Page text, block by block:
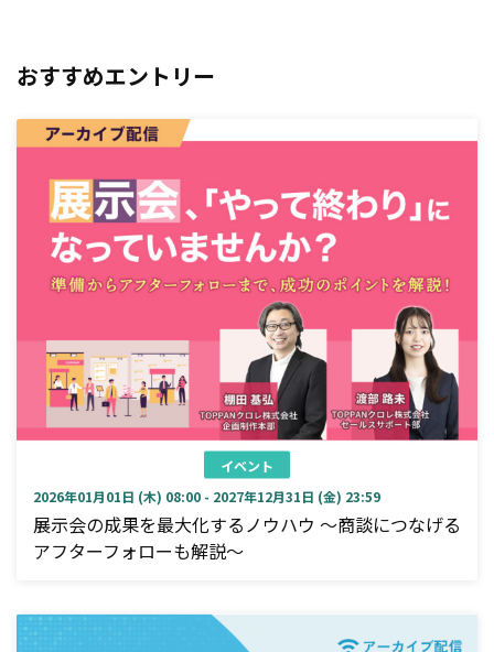
おすすめエントリー
イベント
2026年01月01日 (木) 08:00 - 2027年12月31日 (金) 23:59
展示会の成果を最大化するノウハウ ～商談につなげる
アフターフォローも解説～